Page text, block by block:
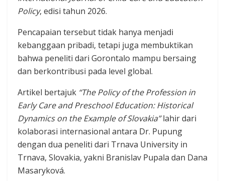
Policy, edisi tahun 2026.
Pencapaian tersebut tidak hanya menjadi
kebanggaan pribadi, tetapi juga membuktikan
bahwa peneliti dari Gorontalo mampu bersaing
dan berkontribusi pada level global.
Artikel bertajuk “The Policy of the Profession in
Early Care and Preschool Education: Historical
Dynamics on the Example of Slovakia”lahir dari
kolaborasi internasional antara Dr. Pupung
dengan dua peneliti dari Trnava University in
Trnava, Slovakia, yakni Branislav Pupala dan Dana
Masaryková.